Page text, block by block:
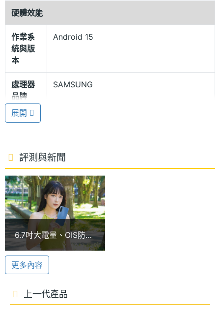
IP54 防塵防水
SAMSUNG Galaxy A17 5G 具備 IP54 防塵防水等
級，可針對日常潑濺提供基礎保護，但仍要避免直接
將手機泡入水中。機身保留 Key Island 凸型按鍵設
計，確保側邊音量鍵與電源鍵的盲操作便利性，日常
使用更加直覺順手，其中電源鍵整合指紋辨識功能，
點亮螢幕的同時即可快速解鎖。
三星 Exynos 1330 八核心
SAMSUNG Galaxy A17 5G 運行 Android 15 作業系
統，核心部分維持三星 Exynos 1330 八核心處理器，
提供 6GB RAM / 128GB ROM、8GB RAM / 128GB
ROM 兩種規格版本；支援 5G + 5G 雙卡雙待、
VoLTE 與 VoWifi 等功能，最高可透過 microSD 記憶
卡擴充至 2TB 儲存空間。
搜尋圈與 Gemin 應用
SAMSUNG Galaxy A17 5G 支援搜尋圈與 Gemini 等
硬體效能
作業系
統與版
本
Android 15
處理器
品牌
SAMSUNG
處理器
處理器
時脈
2.4+2 GHz
處理器
核心數
8
圖形處
理器
Mali-G68 MP2
RAM記
憶體
ROM儲
128 GB
展開
評測與新聞
6.7吋大電量、OIS防手
震入門手機！三星A17
5G開箱
更多內容
上一代產品